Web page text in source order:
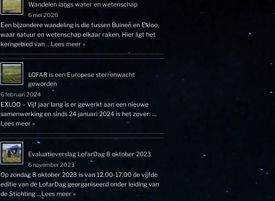
Wandelen langs water en wetenschap
6 mei 2026
Een bijzondere wandeling is die tussen Buinen en Exloo,
waar natuur en wetenschap elkaar raken. Hier ligt het
kerngebied van …Lees meer »
LOFAR is een Europese sterrenwacht
geworden
6 februari 2024
EXLOO – Vijf jaar lang is er gewerkt aan een nieuwe
samenwerking en sinds 24 januari 2024 is het zover: …
Lees meer »
Evaluatieverslag LofarDag 8 oktober 2023
6 november 2023
Op zondag 8 oktober 2023 is van 12.00-17.00 de vijfde
editie van de LofarDag georganiseerd onder leiding van
de Stichting …Lees meer »